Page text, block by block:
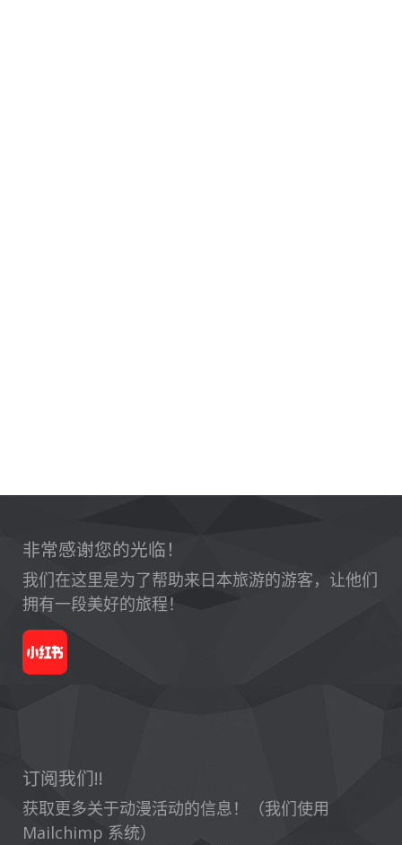
非常感谢您的光临！
我们在这里是为了帮助来日本旅游的游客，让他们
拥有一段美好的旅程！
订阅我们!!
获取更多关于动漫活动的信息！（我们使用
Mailchimp 系统）